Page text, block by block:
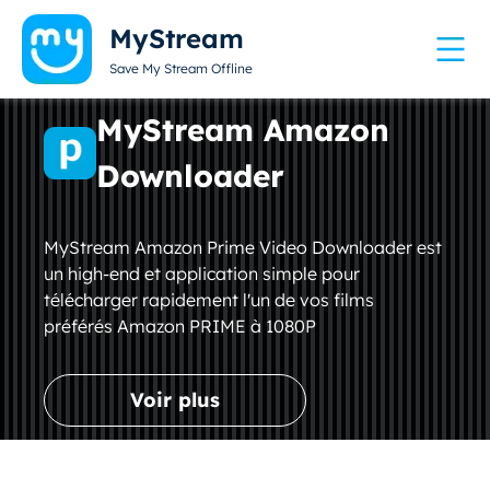
MyStream
Save My Stream Offline
MyStream Amazon
Downloader
MyStream Amazon Prime Video Downloader est
un high-end et application simple pour
télécharger rapidement l'un de vos films
préférés Amazon PRIME à 1080P
Voir plus